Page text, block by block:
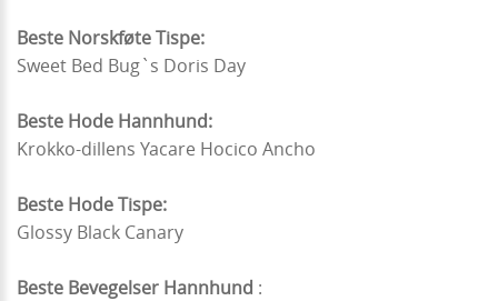
Beste Norskføte Tispe:
Sweet Bed Bug`s Doris Day
Beste Hode Hannhund:
Krokko-dillens Yacare Hocico Ancho
Beste Hode Tispe:
Glossy Black Canary
Beste Bevegelser Hannhund :